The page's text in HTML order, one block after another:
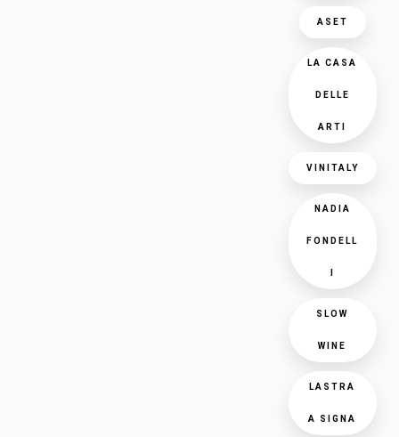
ASET
LA CASA
DELLE
ARTI
VINITALY
NADIA
FONDELL
SLOW
WINE
LASTRA
A SIGNA